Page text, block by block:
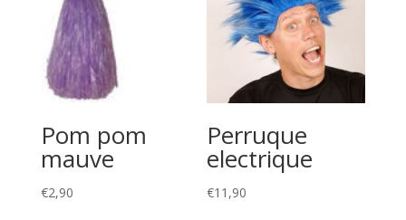
Pom pom
mauve
€2,90
Perruque
electrique
€11,90